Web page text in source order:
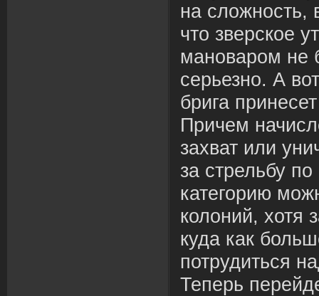
на
что зверское
мановаром не
серьезно. А
брига
Причем
захват или
за стрельбу
категорию
колоний, хотя
куда как
потрудиться
Теперь